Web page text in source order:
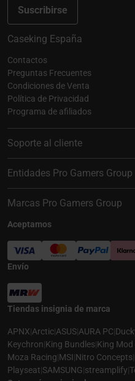
Suscribirse
Caseking España
Contactos
Preguntas Frecuentes
Condiciones de Venta
Política de Privacidad
Programa de afiliados
Soporte al cliente
Entidades Pro Gamers Group
Marcas Pro Gamers Group
Aceptamos
Envío
Tiendas insignia de marca
APNX|Arctic|ASUS|AURA PC|
Keychron|King Bundles|King
Moza Racing|MSI|Nitro Concepts|
Playseat|SAMSUNG|streamplify|